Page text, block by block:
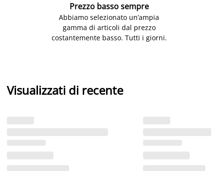
Prezzo basso sempre
Abbiamo selezionato un’ampia
gamma di articoli dal prezzo
costantemente basso. Tutti i giorni.
Visualizzati di recente